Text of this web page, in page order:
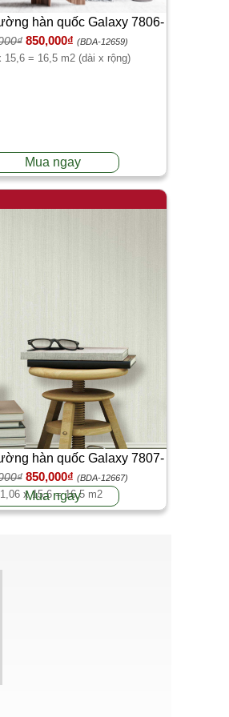
hàn quốc Galaxy 7806-
1
850,000₫ (BDA-12659)
15,6 = 16,5 m2 (dài x rộng)
Mua ngay
hàn quốc Galaxy 7807-
4
850,000₫ (BDA-12667)
1,06 x 15,6 = 16,5 m2
Mua ngay